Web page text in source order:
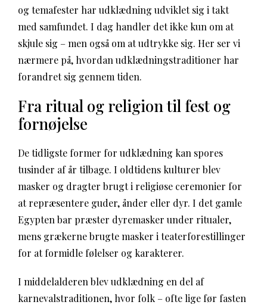
og temafester har udklædning udviklet sig i takt
med samfundet. I dag handler det ikke kun om at
skjule sig – men også om at udtrykke sig. Her ser vi
nærmere på, hvordan udklædningstraditioner har
forandret sig gennem tiden.
Fra ritual og religion til fest og
fornøjelse
De tidligste former for udklædning kan spores
tusinder af år tilbage. I oldtidens kulturer blev
masker og dragter brugt i religiøse ceremonier for
at repræsentere guder, ånder eller dyr. I det gamle
Egypten bar præster dyremasker under ritualer,
mens grækerne brugte masker i teaterforestillinger
for at formidle følelser og karakterer.
I middelalderen blev udklædning en del af
karnevalstraditionen, hvor folk – ofte lige før fasten